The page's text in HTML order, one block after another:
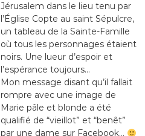
Jérusalem dans le lieu tenu par
l’Église Copte au saint Sépulcre,
un tableau de la Sainte-Famille
où tous les personnages étaient
noirs. Une lueur d’espoir et
l’espérance toujours…
Mon message disant qu’il fallait
rompre avec une image de
Marie pâle et blonde a été
qualifié de “vieillot” et “benêt”
par une dame sur Facebook…